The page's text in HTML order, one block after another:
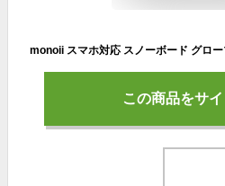
この商品をサ